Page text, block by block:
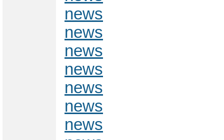
news
news
news
news
news
news
news